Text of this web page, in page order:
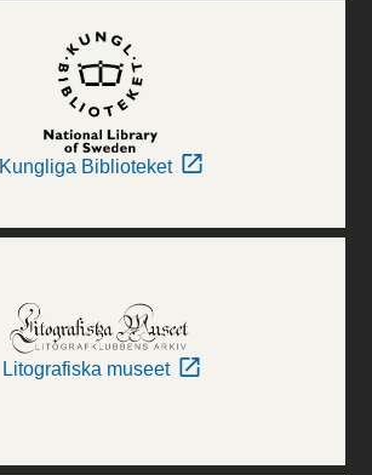
Kungliga Biblioteket
Litografiska museet